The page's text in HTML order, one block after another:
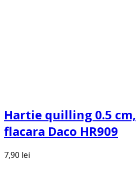
Hartie quilling 0.5
flacara Daco HR909
7,90 lei